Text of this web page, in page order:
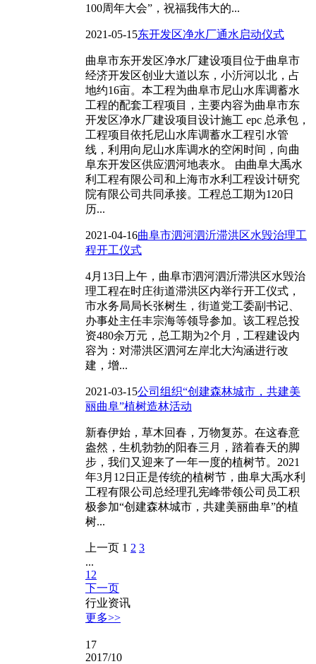
100周年大会”，祝福我伟大的...
2021-05-15东开发区净水厂通水启动仪式
曲阜市东开发区净水厂建设项目位于曲阜市
经济开发区创业大道以东，小沂河以北，占
地约16亩。本工程为曲阜市尼山水库调蓄水
工程的配套工程项目，主要内容为曲阜市东
开发区净水厂建设项目设计施工 epc 总承包，
工程项目依托尼山水库调蓄水工程引水管
线，利用向尼山水库调水的空闲时间，向曲
阜东开发区供应泗河地表水。 由曲阜大禹水
利工程有限公司和上海市水利工程设计研究
院有限公司共同承接。工程总工期为120日
历...
2021-04-16曲阜市泗河泗沂滞洪区水毁治理工
程开工仪式
4月13日上午，曲阜市泗河泗沂滞洪区水毁治
理工程在时庄街道滞洪区内举行开工仪式，
市水务局局长张树生，街道党工委副书记、
办事处主任丰宗海等领导参加。该工程总投
资480余万元，总工期为2个月，工程建设内
容为：对滞洪区泗河左岸北大沟涵进行改
建，增...
2021-03-15公司组织“创建森林城市，共建美
丽曲阜”植树造林活动
新春伊始，草木回春，万物复苏。在这春意
盎然，生机勃勃的阳春三月，踏着春天的脚
步，我们又迎来了一年一度的植树节。2021
年3月12日正是传统的植树节，曲阜大禹水利
工程有限公司总经理孔宪峰带领公司员工积
极参加“创建森林城市，共建美丽曲阜”的植
树...
上一页 1 2 3
...
12
下一页
行业资讯
更多>>
17
2017/10